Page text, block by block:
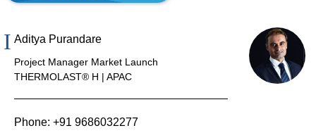
Aditya Purandare
Project Manager Market Launch
THERMOLAST® H | APAC
Phone: +91 9686032277